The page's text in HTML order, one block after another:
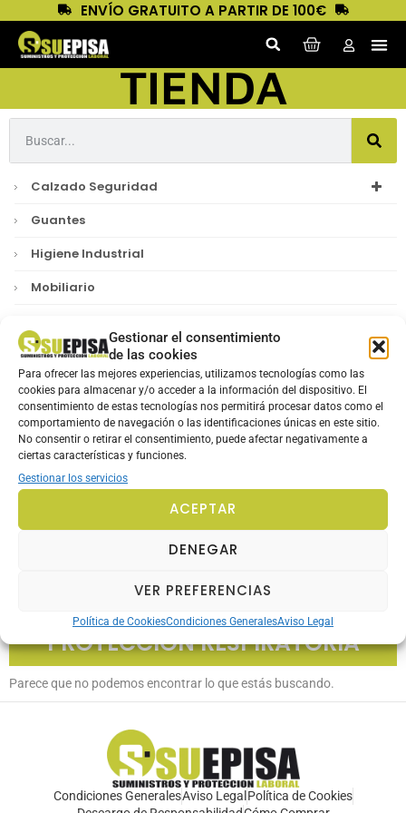
Gestionar el consentimiento
de las cookies
Para ofrecer las mejores experiencias, utilizamos tecnologías como las
cookies para almacenar y/o acceder a la información del dispositivo. El
consentimiento de estas tecnologías nos permitirá procesar datos como el
comportamiento de navegación o las identificaciones únicas en este sitio.
No consentir o retirar el consentimiento, puede afectar negativamente a
ciertas características y funciones.
Gestionar los servicios
ACEPTAR
DENEGAR
VER PREFERENCIAS
Política de CookiesCondiciones GeneralesAviso Legal
ENVÍO GRATUITO A PARTIR DE 100€
TIENDA
Calzado Seguridad
Guantes
Higiene Industrial
Mobiliario
Productos Detectables
Protección Anticaidas
Protección Auditiva
Protección Ocular
Protección Respiratoria
PROTECCIÓN RESPIRATORIA
Parece que no podemos encontrar lo que estás buscando.
Condiciones GeneralesAviso Legal Política de Cookies